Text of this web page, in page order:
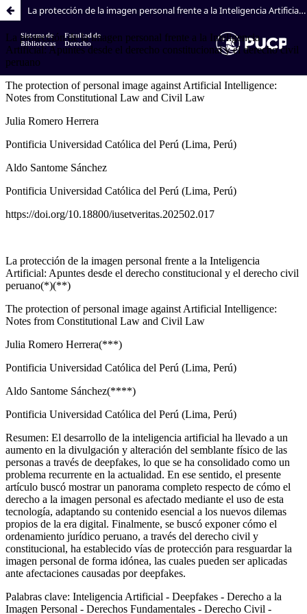
Sistema de
Bibliotecas
Facultad de
Derecho
La protección de la imagen personal frente a la Inteligencia Artificial: Apuntes desde el derecho constitucional y el derecho civil peruano